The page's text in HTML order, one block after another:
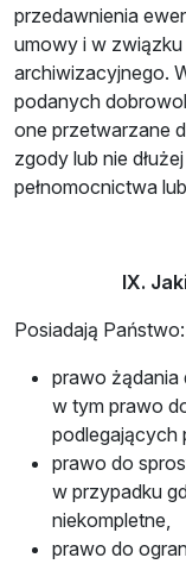
przedawnienia
umowy i w
archiwizacyjnego.
podanych
one przetwarzane
zgody lub nie
pełnomocnictwa
IX.
Posiadają Państwo:
prawo
w tym prawo
podlegających
prawo do
w przypadku
niekompletne,
prawo do